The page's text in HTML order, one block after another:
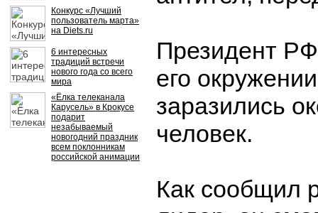
Конкурс «Лучший
пользователь марта»
на Diets.ru
6 интересных
традиций встречи
нового года со всего
мира
«Ёлка телеканала
Карусель» в Крокусе
подарит
незабываемый
новогодний праздник
всем поклонникам
российской анимации
Президент
его
заразились
человек.
Как сообщил